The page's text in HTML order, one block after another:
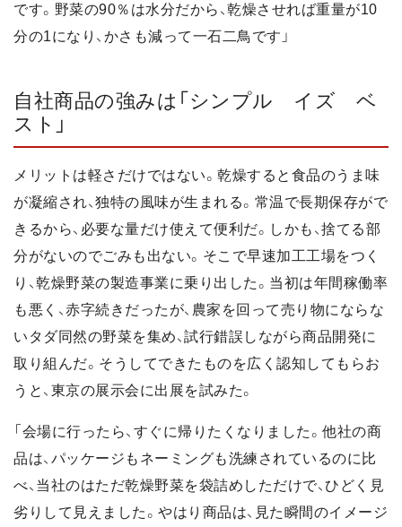
です。野菜の90％は水分だから、乾燥させれば重量が10
分の1になり、かさも減って一石二鳥です」
自社商品の強みは「シンプル イズ ベ
スト」
メリットは軽さだけではない。乾燥すると食品のうま味
が凝縮され、独特の風味が生まれる。常温で長期保存がで
きるから、必要な量だけ使えて便利だ。しかも、捨てる部
分がないのでごみも出ない。そこで早速加工工場をつく
り、乾燥野菜の製造事業に乗り出した。当初は年間稼働率
も悪く、赤字続きだったが、農家を回って売り物にならな
いタダ同然の野菜を集め、試行錯誤しながら商品開発に
取り組んだ。そうしてできたものを広く認知してもらお
うと、東京の展示会に出展を試みた。
「会場に行ったら、すぐに帰りたくなりました。他社の商
品は、パッケージもネーミングも洗練されているのに比
べ、当社のはただ乾燥野菜を袋詰めしただけで、ひどく見
劣りして見えました。やはり商品は、見た瞬間のイメージ